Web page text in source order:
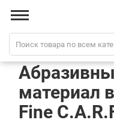
материал
Fine